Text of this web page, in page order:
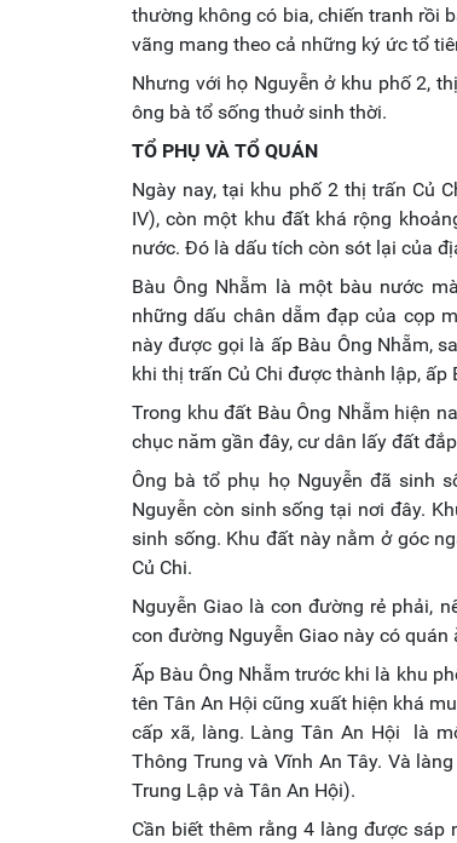
thường không có bia, chiến tranh rồi
vãng mang theo cả những ký ức tổ
Nhưng với họ Nguyễn ở khu phố 2,
ông bà tổ sống thuở sinh thời.
TỔ PHỤ VÀ TỔ QUÁN
Ngày nay, tại khu phố 2 thị trấn Củ
IV), còn một khu đất khá rộng
nước. Đó là dấu tích còn sót lại của
Bàu Ông Nhẵm là một bàu nước
những dấu chân dẵm đạp của cọp
này được gọi là ấp Bàu Ông Nhẵm,
khi thị trấn Củ Chi được thành lập,
Trong khu đất Bàu Ông Nhẵm hiện
chục năm gần đây, cư dân lấy đất
Ông bà tổ phụ họ Nguyễn đã sinh
Nguyễn còn sinh sống tại nơi đây.
sinh sống. Khu đất này nằm ở góc
Củ Chi.
Nguyễn Giao là con đường rẻ phải,
con đường Nguyễn Giao này có
Ấp Bàu Ông Nhẵm trước khi là khu
tên Tân An Hội cũng xuất hiện khá
cấp xã, làng. Làng Tân An Hội là
Thông Trung và Vĩnh An Tây. Và
Trung Lập và Tân An Hội).
Cần biết thêm rằng 4 làng được sáp